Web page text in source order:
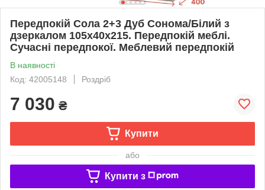
Передпокій Сола 2+3 Дуб Сонома/Білий з
дзеркалом 105х40х215. Передпокій меблі.
Сучасні передпокої. Меблевий передпокій
В наявності
Код: 42005148
Роздріб
7 030 ₴
Купити
або
Купити з